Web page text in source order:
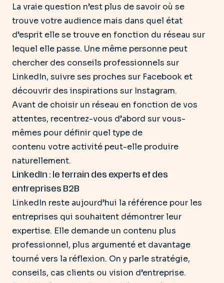
La vraie question n’est plus de savoir où se
trouve votre audience mais dans quel état
d’esprit elle se trouve en fonction du réseau sur
lequel elle passe. Une même personne peut
chercher des conseils professionnels sur
LinkedIn, suivre ses proches sur Facebook et
découvrir des inspirations sur Instagram.
Avant de choisir un réseau en fonction de vos
attentes, recentrez-vous d’abord sur vous-
mêmes pour définir quel type de
contenu votre activité peut-elle produire
naturellement.
LinkedIn : le terrain des experts et des
entreprises B2B
LinkedIn reste aujourd’hui la référence pour les
entreprises qui souhaitent démontrer leur
expertise. Elle demande un contenu plus
professionnel, plus argumenté et davantage
tourné vers la réflexion. On y parle stratégie,
conseils, cas clients ou vision d’entreprise.